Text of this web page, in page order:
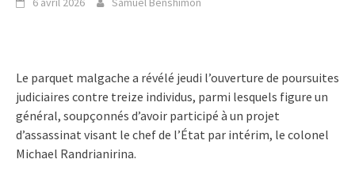
Le parquet malgache a révélé jeudi l’ouverture de poursuites
judiciaires contre treize individus, parmi lesquels figure un
général, soupçonnés d’avoir participé à un projet
d’assassinat visant le chef de l’État par intérim, le colonel
Michael Randrianirina.